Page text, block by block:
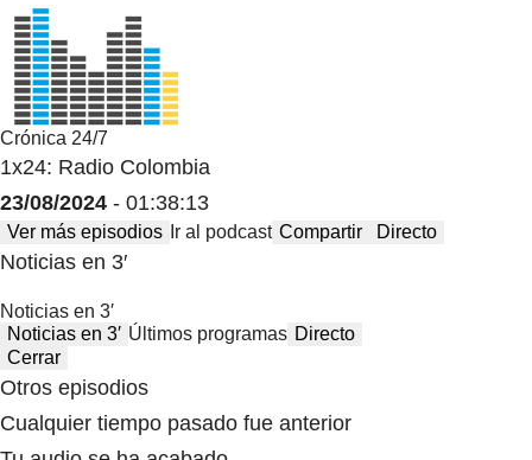
Crónica 24/7
1x24: Radio Colombia
23/08/2024 - 01:38:13
Ver más episodios Ir al podcast Compartir Directo
Noticias en 3′
Noticias en 3′
Noticias en 3′ Últimos programas Directo
Cerrar
Otros episodios
Cualquier tiempo pasado fue anterior